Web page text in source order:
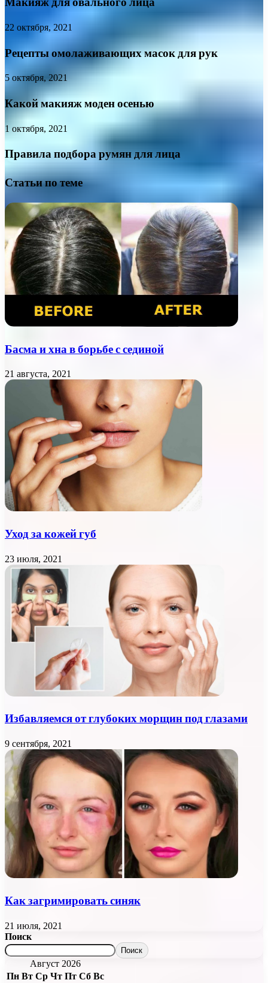
22 октября, 2021
Рецепты омолаживающих масок для рук
5 октября, 2021
Какой макияж моден осенью
1 октября, 2021
Правила подбора румян для лица
Статьи по теме
Басма и хна в борьбе с сединой
21 августа, 2021
Уход за кожей губ
23 июля, 2021
Избавляемся от глубоких морщин под глазами
9 сентября, 2021
Как загримировать синяк
21 июля, 2021
Поиск
Поиск
Август 2026
Пн Вт Ср Чт Пт Сб Вс